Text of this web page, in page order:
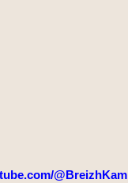
@BreizhKam